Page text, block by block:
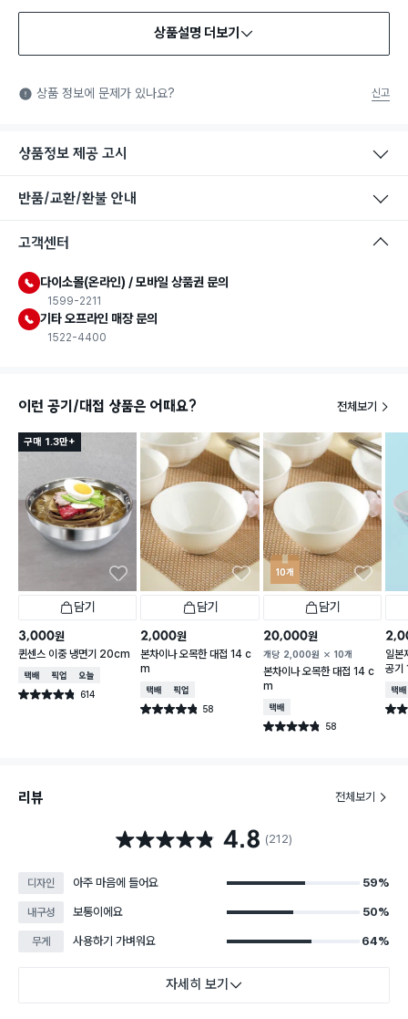
식품용 기구: 식품위생법에서 정한 규격에 따라 제조되어 식품 또
는 식품첨가물에 사용할 수 있는 식품용기구라는 표시입니다.
상품설명 더보기
상품 정보에 문제가 있나요? 신고
상품정보 제공 고시
반품/교환/환불 안내
고객센터
다이소몰(온라인) / 모바일 상품권 문의
1599-2211
기타 오프라인 매장 문의
1522-4400
이런 공기/대접 상품은 어때요? 전체보기
구매 1.3만+
담기
3,000원
퀸센스 이중 냉면기 20cm
택배배송매장픽업오늘배송
별점 4.8점 614
건 작성
담기
2,000원
본차이나 오목한 대접 14 c
m
택배배송매장픽업
별점 4.8점 58
건 작성
10개
담기
20,000원
개당 2,000원 10개
본차이나 오목한 대접 14 c
m
택배배송
별점 4.8점 58
건 작성
일본
공기
택배
별점
리뷰 전체보기
별점 4.8점 4.8 (212)
디자인 아주 마음에 들어요 59%
내구성 보통이에요 50%
무게 사용하기 가벼워요 64%
자세히 보기